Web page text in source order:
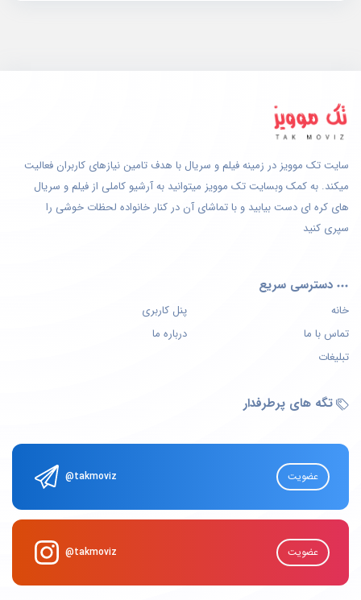
سایت تک موویز در زمینه فیلم و سریال با هدف تامین نیازهای کاربران فعالیت
میکند. به کمک وبسایت تک موویز میتوانید به آرشیو کاملی از فیلم و سریال
های کره ای دست بیابید و با تماشای آن در کنار خانواده لحظات خوشی را
سپری کنید
دسترسی سریع
خانه
پنل کاربری
تماس با ما
درباره ما
تبلیغات
تگه های پرطرفدار
@takmoviz عضویت
@takmoviz عضویت